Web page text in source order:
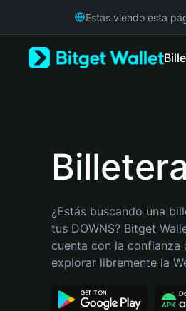
Русский
Bahasa Indonesia
Português (Brasil)
Estás viendo esta
¿Estás buscando una
tus DOWNS? Bitget
cuenta con la
explorar libremente la